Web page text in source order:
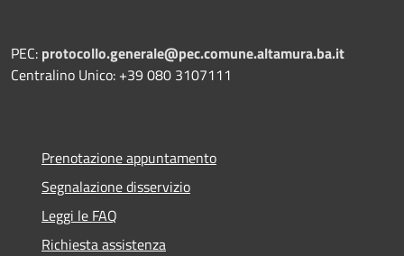
PEC: protocollo.generale@pec.comune.altamura.ba.it
Centralino Unico: +39 080 3107111
Prenotazione appuntamento
Segnalazione disservizio
Leggi le FAQ
Richiesta assistenza